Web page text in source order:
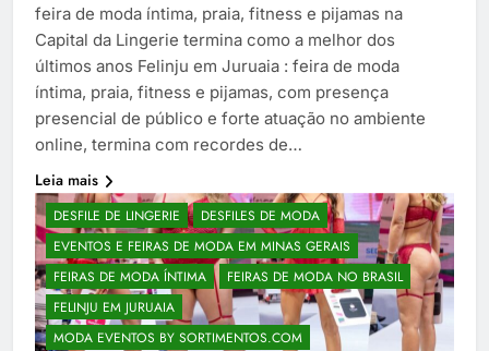
feira de moda íntima, praia, fitness e pijamas na
Capital da Lingerie termina como a melhor dos
últimos anos Felinju em Juruaia : feira de moda
íntima, praia, fitness e pijamas, com presença
presencial de público e forte atuação no ambiente
online, termina com recordes de…
Leia mais
DESFILE DE LINGERIE
DESFILES DE MODA
EVENTOS E FEIRAS DE MODA EM MINAS GERAIS
FEIRAS DE MODA ÍNTIMA
FEIRAS DE MODA NO BRASIL
FELINJU EM JURUAIA
MODA EVENTOS BY SORTIMENTOS.COM